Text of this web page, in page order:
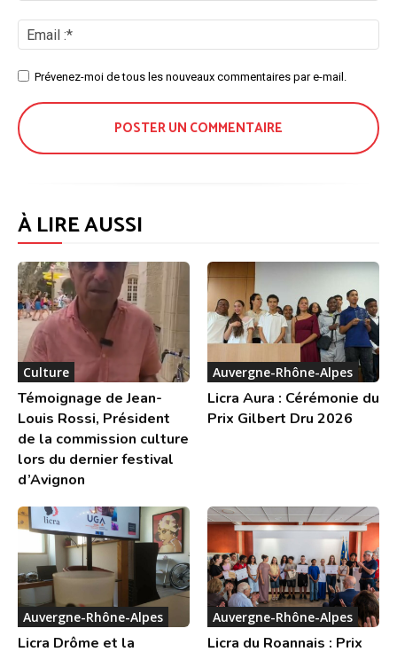
:*
SitePrévenez-moi de tous les nouveaux commentaires par e-mail.
À LIRE AUSSI
Culture
Témoignage de Jean-
Louis Rossi, Président
de la commission culture
lors du dernier festival
d’Avignon
Auvergne-Rhône-Alpes
Licra Aura : Cérémonie du
Prix Gilbert Dru 2026
Auvergne-Rhône-Alpes
Licra Drôme et la
Auvergne-Rhône-Alpes
Licra du Roannais : Prix